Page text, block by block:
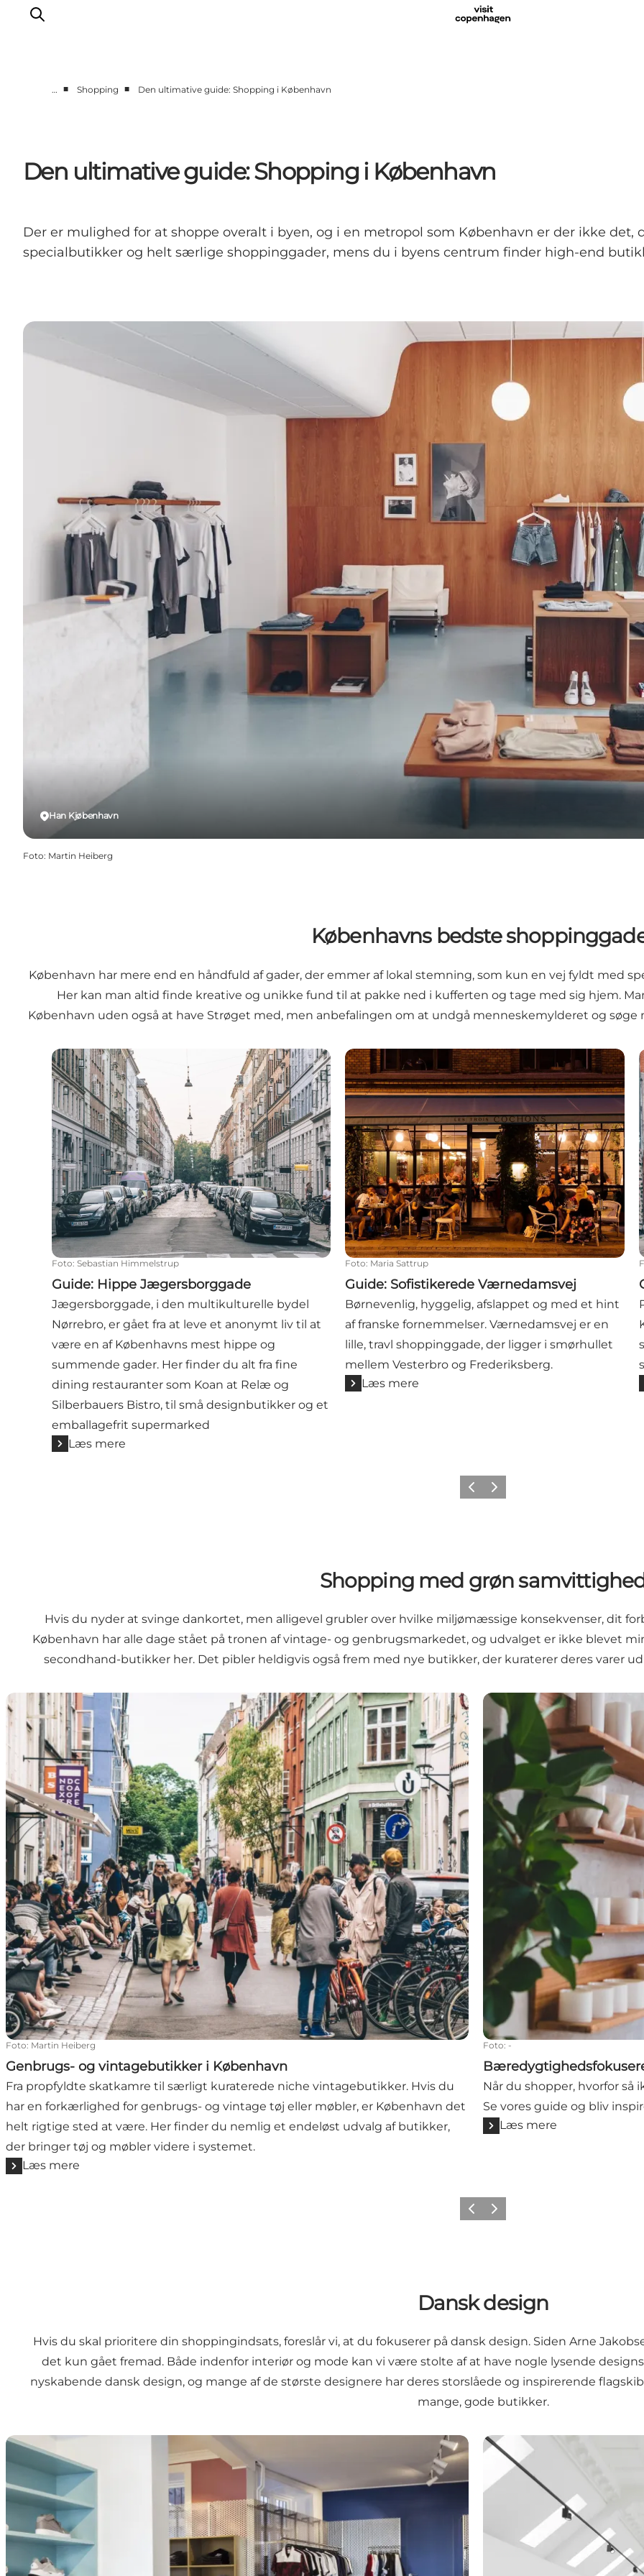
Spis & drik
Områder
CopenPay
Copenhagen Card
… ■ Shopping ■ Den ultimative guide: Shopping i København
Den ultimative guide: Shopping i København
Der er mulighed for at shoppe overalt i byen, og i en metropol som København er der ikke det,
specialbutikker og helt særlige shoppinggader, mens du i byens centrum finder high-end
Han Kjøbenhavn
Foto: Martin Heiberg
Københavns bedste
København har mere end en håndfuld af gader, der emmer af lokal stemning, som kun en vej fyldt med
Her kan man altid finde kreative og unikke fund til at pakke ned i kufferten og tage med sig hjem.
København uden også at have Strøget med, men anbefalingen om at undgå menneskemylderet og
Guide: Hippe Jægersborggade
Foto: Sebastian Himmelstrup
Guide: Hippe Jægersborggade
Jægersborggade, i den multikulturelle bydel
Nørrebro, er gået fra at leve et anonymt liv til at
være en af Københavns mest hippe og
summende gader. Her finder du alt fra fine
dining restauranter som Koan at Relæ og
Silberbauers Bistro, til små designbutikker og et
emballagefrit supermarked
Læs mere
Guide: Sofistikerede Værnedamsvej
Foto: Maria Sattrup
Guide: Sofistikerede Værnedamsvej
Børnevenlig, hyggelig, afslappet og med et hint
af franske fornemmelser. Værnedamsvej er en
lille, travl shoppinggade, der ligger i smørhullet
mellem Vesterbro og Frederiksberg.
Læs mere
ForrigeNæste
Shopping med grøn
Hvis du nyder at svinge dankortet, men alligevel grubler over hvilke miljømæssige konsekvenser, dit
København har alle dage stået på tronen af vintage- og genbrugsmarkedet, og udvalget er ikke blevet
secondhand-butikker her. Det pibler heldigvis også frem med nye butikker, der kuraterer deres varer
Genbrugs- og vintagebutikker i København
Foto: Martin Heiberg
Genbrugs- og vintagebutikker i København
Fra propfyldte skatkamre til særligt kuraterede niche vintagebutikker. Hvis du
har en forkærlighed for genbrugs- og vintage tøj eller møbler, er København det
helt rigtige sted at være. Her finder du nemlig et endeløst udvalg af butikker,
der bringer tøj og møbler videre i systemet.
Læs mere
Foto: -
Når du shopper, hvorfor
Se vores guide og bliv
Læs mere
ForrigeNæste
Dansk design
Hvis du skal prioritere din shoppingindsats, foreslår vi, at du fokuserer på dansk design. Siden Arne
det kun gået fremad. Både indenfor interiør og mode kan vi være stolte af at have nogle lysende
nyskabende dansk design, og mange af de største designere har deres storslåede og inspirerende
mange, gode butikker.
Danske modebutikker der er et besøg værd Dansk interiør design når